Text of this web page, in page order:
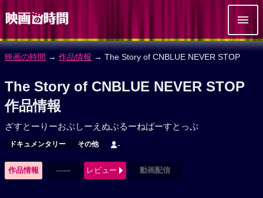
映画の時間 → 作品情報 → The Story of CNBLUE NEVER STOP
The Story of CNBLUE NEVER STOP
作品情報
ざすとーりーおぶしーえぬぶるーねばーすとっぷ
ドキュメンタリー その他 -
作品情報 ------ レビュー 動画配信